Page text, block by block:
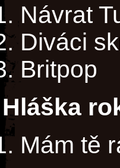
Návrat
Diváci
Britpop
Hláška
Mám tě